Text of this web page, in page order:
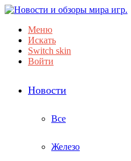
Меню
Искать
Switch skin
Войти
Новости
Все
Железо